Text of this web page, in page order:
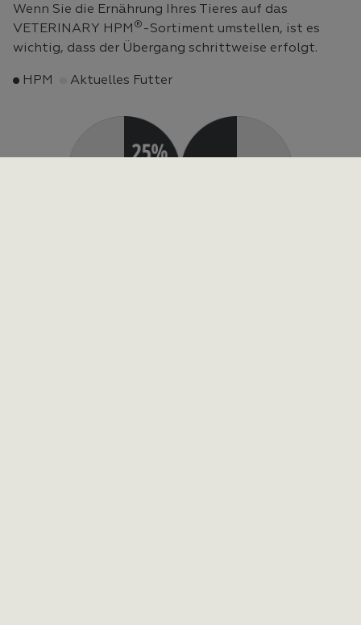
Wenn Sie die Ernährung Ihres Tieres auf das
VETERINARY HPM ® -Sortiment umstellen, ist es
wichtig, dass der Übergang schrittweise erfolgt.
HPM Aktuelles Futter